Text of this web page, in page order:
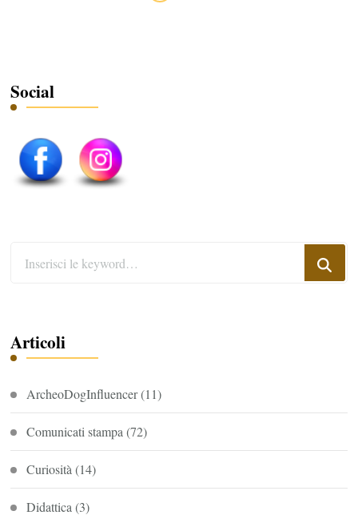
Social
Articoli
ArcheoDogInfluencer(11)
Comunicati stampa(72)
Curiosità(14)
Didattica(3)